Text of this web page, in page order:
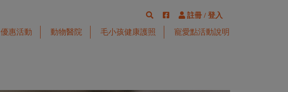
註冊 / 登入
優惠活動 動物醫院 毛小孩健康護照 寵愛點活動說明